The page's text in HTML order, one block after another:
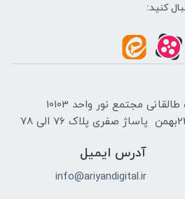
کنید:
مجتمع نور واحد 10103
آدرس ایمیل
info@ariyandigital.ir